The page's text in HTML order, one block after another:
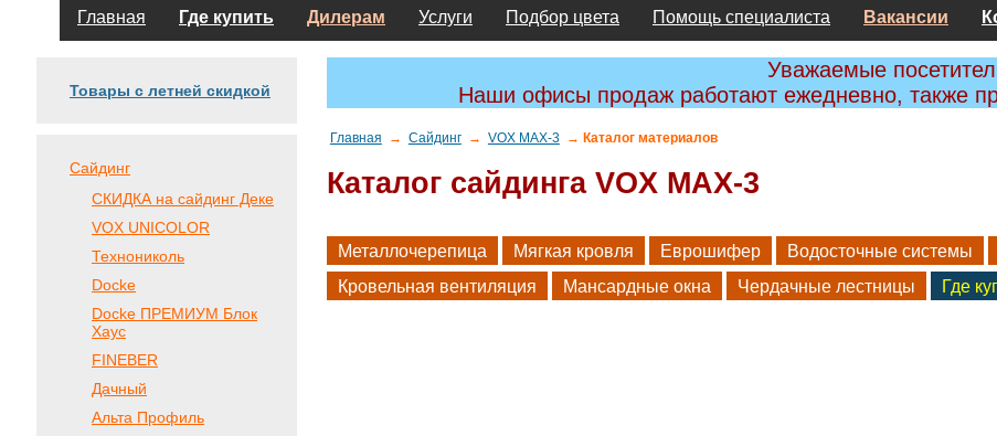
Главная Где купить Дилерам Услуги Подбор цвета Помощь специалиста Вакансии
Товары с летней скидкой
Сайдинг
СКИДКА на сайдинг Деке
VOX UNICOLOR
Технониколь
Docke
Docke ПРЕМИУМ Блок
Хаус
FINEBER
Дачный
Альта Профиль
Уважаемые
Наши офисы продаж работают ежедневно, также
Главная → Сайдинг → VOX МАХ-3 → Каталог материалов
Каталог сайдинга VOX МАХ-3
Металлочерепица Мягкая кровля Еврошифер Водосточные системы
Кровельная вентиляция
Мансардные окна Чердачные лестницы Где